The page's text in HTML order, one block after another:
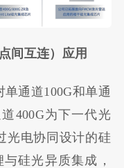
间互连）应用
通道100G和单通
400G为下一代光
光电协同设计的硅
硅光异质集成，